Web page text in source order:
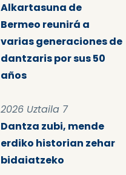
Alkartasuna de
Bermeo reunirá a
varias generaciones de
dantzaris por sus 50
años
2026 Uztaila 7
Dantza zubi, mende
erdiko historian zehar
bidaiatzeko